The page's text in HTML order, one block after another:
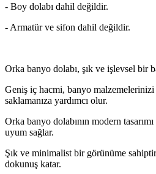
- Boy dolabı dahil değildir.
- Armatür ve sifon dahil değildir.
Orka banyo dolabı, şık ve işlevsel bir
Geniş iç hacmi, banyo
saklamanıza yardımcı olur.
Orka banyo dolabının modern
uyum sağlar.
Şık ve minimalist bir görünüme
dokunuş katar.